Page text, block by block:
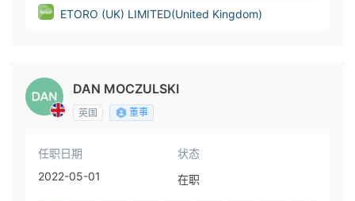
ETORO (UK) LIMITED(United Kingdom)
DAN MOCZULSKI
英国 董事
任职日期
2022-05-01
状态
在职